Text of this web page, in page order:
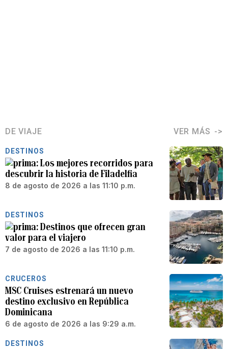
DE VIAJE VER MÁS
DESTINOS
Los mejores recorridos para
descubrir la historia de Filadelfia
8 de agosto de 2026 a las 11:10 p.m.
DESTINOS
Destinos que ofrecen gran
valor para el viajero
7 de agosto de 2026 a las 11:10 p.m.
CRUCEROS
MSC Cruises estrenará un nuevo
destino exclusivo en República
Dominicana
6 de agosto de 2026 a las 9:29 a.m.
DESTINOS